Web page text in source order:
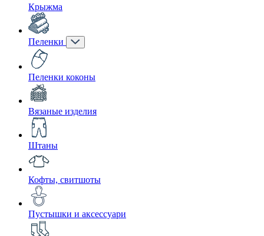
Крыжма
Пеленки
Пеленки коконы
Вязаные изделия
Штаны
Кофты, свитшоты
Пустышки и аксессуари